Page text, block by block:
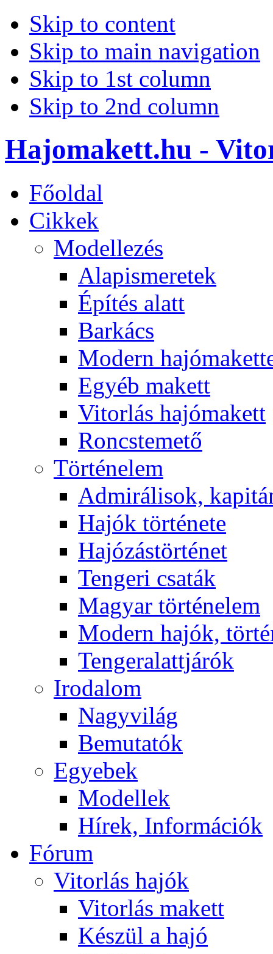
Skip to content
Skip to main navigation
Skip to 1st column
Skip to 2nd column
Hajomakett.hu -
Főoldal
Cikkek
Modellezés
Alapismeretek
Építés alatt
Barkács
Modern
Egyéb makett
Vitorlás hajómakett
Roncstemető
Történelem
Admirálisok,
Hajók története
Hajózástörténet
Tengeri csaták
Magyar történelem
Modern hajók,
Tengeralattjárók
Irodalom
Nagyvilág
Bemutatók
Egyebek
Modellek
Hírek, Információk
Fórum
Vitorlás hajók
Vitorlás makett
Készül a hajó